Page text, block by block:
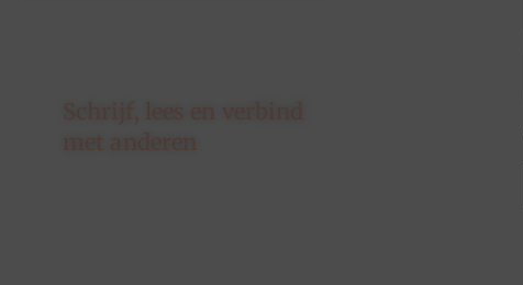
Schrijf, lees en verbind
met anderen